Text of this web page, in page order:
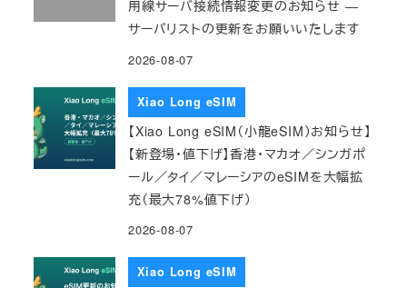
用線サーバ接続情報変更のお知らせ ―
サーバリストの更新をお願いいたします
2026-08-07
Xiao Long eSIM
【Xiao Long eSIM（小龍eSIM）お知らせ】
【新登場・値下げ】香港・マカオ／シンガポ
ール／タイ／マレーシアのeSIMを大幅拡
充（最大78%値下げ）
2026-08-07
Xiao Long eSIM